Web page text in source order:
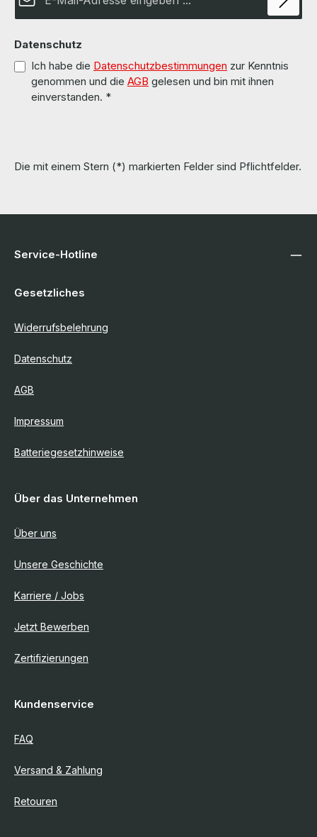
Datenschutz
Ich habe die Datenschutzbestimmungen zur Kenntnis
genommen und die AGB gelesen und bin mit ihnen
einverstanden. *
Die mit einem Stern (*) markierten Felder sind Pflichtfelder.
Service-Hotline
Gesetzliches
Widerrufsbelehrung
Datenschutz
AGB
Impressum
Batteriegesetzhinweise
Über das Unternehmen
Über uns
Unsere Geschichte
Karriere / Jobs
Jetzt Bewerben
Zertifizierungen
Kundenservice
FAQ
Versand & Zahlung
Retouren